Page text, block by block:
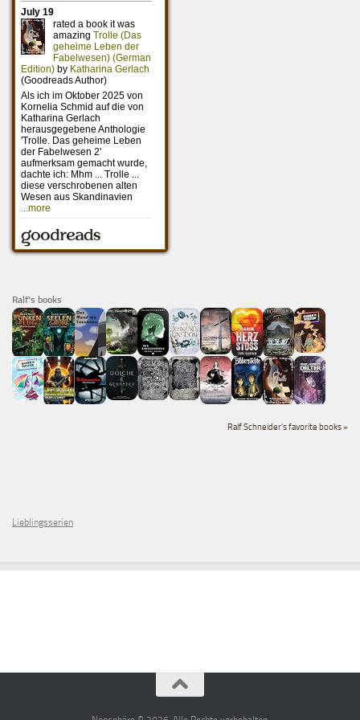
Ralf's books
Ralf Schneider's favorite books »
Lieblingsserien